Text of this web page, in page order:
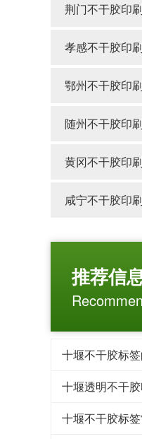
荆门不干胶印刷
孝感不干胶印刷
鄂州不干胶印刷
随州不干胶印刷
黄冈不干胶印刷
咸宁不干胶印刷
推荐信
十堰不干胶标
十堰透明不干
十堰不干胶标